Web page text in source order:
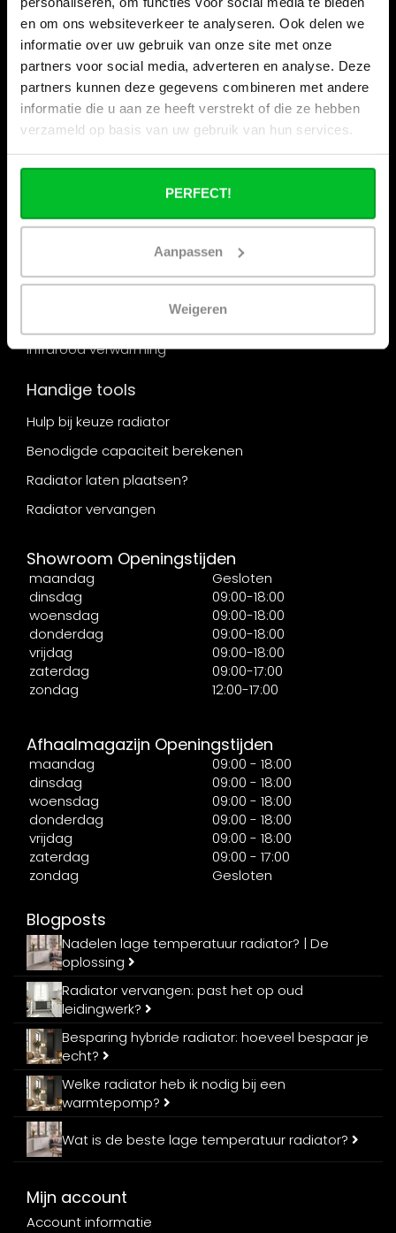
en om ons websiteverkeer te analyseren. Ook delen we
informatie over uw gebruik van onze site met onze
partners voor social media, adverteren en analyse. Deze
partners kunnen deze gegevens combineren met andere
informatie die u aan ze heeft verstrekt of die ze hebben
verzameld op basis van uw gebruik van hun services.
PERFECT!
Aanpassen
Weigeren
Categorieën
Designradiator
Radiator ombouw
Elektrische radiator
Lage temperatuur radiator
Verticale radiator
Infrarood verwarming
Handige tools
Hulp bij keuze radiator
Benodigde capaciteit berekenen
Radiator laten plaatsen?
Radiator vervangen
Showroom Openingstijden
maandag
Gesloten
dinsdag
09:00-18:00
woensdag
09:00-18:00
donderdag
09:00-18:00
vrijdag
09:00-18:00
zaterdag
09:00-17:00
zondag
12:00-17:00
Afhaalmagazijn Openingstijden
maandag
09:00 - 18:00
dinsdag
09:00 - 18:00
woensdag
09:00 - 18:00
donderdag
09:00 - 18:00
vrijdag
09:00 - 18:00
zaterdag
09:00 - 17:00
zondag
Gesloten
Blogposts
Nadelen lage temperatuur radiator? | De
oplossing
Radiator vervangen: past het op oud
leidingwerk?
Besparing hybride radiator: hoeveel bespaar je
echt?
Welke radiator heb ik nodig bij een
warmtepomp?
Wat is de beste lage temperatuur radiator?
Mijn account
Account informatie